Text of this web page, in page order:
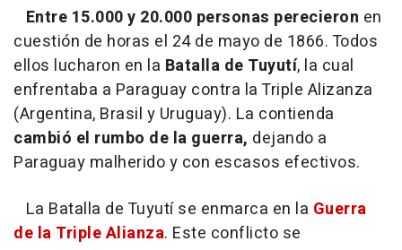
Entre 15.000 y 20.000 personas perecieron en
cuestión de horas el 24 de mayo de 1866. Todos
ellos lucharon en la Batalla de Tuyutí, la cual
enfrentaba a Paraguay contra la Triple Alizanza
(Argentina, Brasil y Uruguay). La contienda
cambió el rumbo de la guerra, dejando a
Paraguay malherido y con escasos efectivos.
La Batalla de Tuyutí se enmarca en la Guerra
de la Triple Alianza. Este conflicto se